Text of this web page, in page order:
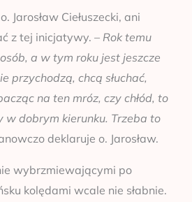
Jarosław Ciełuszecki, ani
z tej inicjatywy. – Rok temu
a w tym roku jest jeszcze
przychodzą, chcą słuchać,
na ten mróz, czy chłód, to
w dobrym kierunku. Trzeba to
deklaruje o. Jarosław.
wybrzmiewającymi po
kolędami wcale nie słabnie.